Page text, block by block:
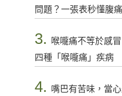
問題？一張表秒懂腹
3.
喉嚨痛不等於感
四種「喉嚨痛」疾病
4. 嘴巴有苦味，當